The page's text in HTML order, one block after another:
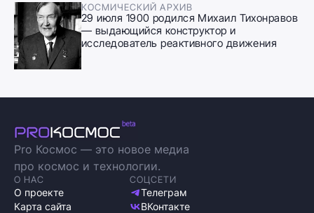
КОСМИЧЕСКИЙ АРХИВ
29 июля 1900 родился Михаил Тихонравов
— выдающийся конструктор и
исследователь реактивного движения
Pro Космос — это новое медиа
про космос и технологии.
О НАС
О проекте
Карта сайта
СОЦСЕТИ
Телеграм
ВКонтакте